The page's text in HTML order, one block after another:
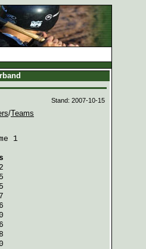
Stand: 2007-10-15
/Teams
1